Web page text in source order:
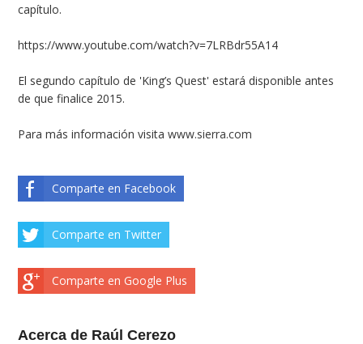
capítulo.
https://www.youtube.com/watch?v=7LRBdr55A14
El segundo capítulo de 'King’s Quest' estará disponible antes
de que finalice 2015.
Para más información visitawww.sierra.com
Comparte en Facebook
Comparte en Twitter
Comparte en Google Plus
Acerca de Raúl Cerezo